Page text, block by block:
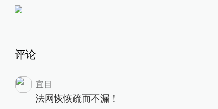
评论
宜目
法网恢恢疏而不漏！